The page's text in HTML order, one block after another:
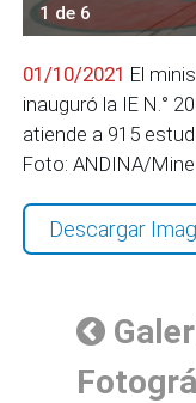
1 de 6
01/10/2021 El
inauguró la IE N.°
atiende a 915
Foto: ANDINA/
Descargar